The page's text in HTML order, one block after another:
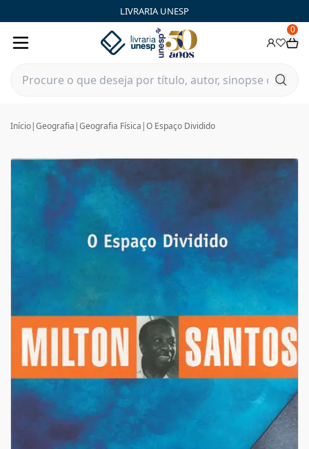
LIVRARIA UNESP
0
Início|Geografia |Geografia Física |O Espaço Dividido